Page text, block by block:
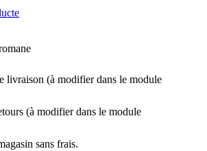
livraison (à modifier dans le module
(à modifier dans le module
sans frais.